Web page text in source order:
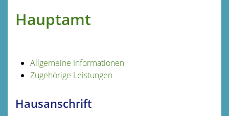
Hauptamt
Allgemeine Informationen
Zugehörige Leistungen
Hausanschrift